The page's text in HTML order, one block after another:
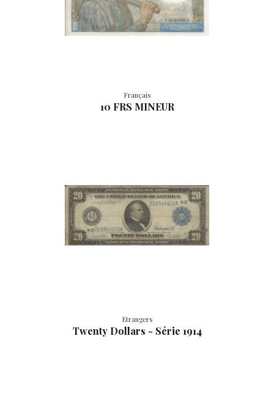
Français
10 FRS MINEUR
Etrangers
Twenty Dollars - Série 1914